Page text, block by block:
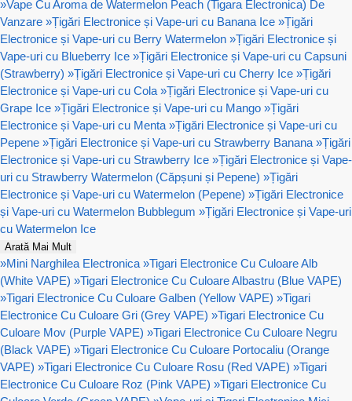
»Vape Cu Aroma de Watermelon Peach (Tigara Electronica) De
Vanzare »Țigări Electronice și Vape-uri cu Banana Ice »Țigări
Electronice și Vape-uri cu Berry Watermelon »Țigări Electronice și
Vape-uri cu Blueberry Ice »Țigări Electronice și Vape-uri cu Capsuni
(Strawberry) »Țigări Electronice și Vape-uri cu Cherry Ice »Țigări
Electronice și Vape-uri cu Cola »Țigări Electronice și Vape-uri cu
Grape Ice »Țigări Electronice și Vape-uri cu Mango »Țigări
Electronice și Vape-uri cu Menta »Țigări Electronice și Vape-uri cu
Pepene »Țigări Electronice și Vape-uri cu Strawberry Banana »Țigări
Electronice și Vape-uri cu Strawberry Ice »Țigări Electronice și Vape-
uri cu Strawberry Watermelon (Căpșuni și Pepene) »Țigări
Electronice și Vape-uri cu Watermelon (Pepene) »Țigări Electronice
și Vape-uri cu Watermelon Bubblegum »Țigări Electronice și Vape-uri
cu Watermelon Ice
Arată Mai Mult
»Mini Narghilea Electronica »Tigari Electronice Cu Culoare Alb
(White VAPE) »Tigari Electronice Cu Culoare Albastru (Blue VAPE)
»Tigari Electronice Cu Culoare Galben (Yellow VAPE) »Tigari
Electronice Cu Culoare Gri (Grey VAPE) »Tigari Electronice Cu
Culoare Mov (Purple VAPE) »Tigari Electronice Cu Culoare Negru
(Black VAPE) »Tigari Electronice Cu Culoare Portocaliu (Orange
VAPE) »Tigari Electronice Cu Culoare Rosu (Red VAPE) »Tigari
Electronice Cu Culoare Roz (Pink VAPE) »Tigari Electronice Cu